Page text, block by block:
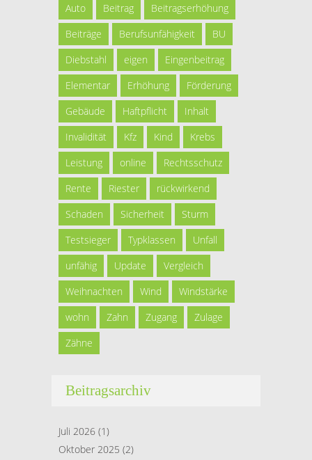
Auto
Beitrag
Beitragserhöhung
Beiträge
Berufsunfähigkeit
BU
Diebstahl
eigen
Eingenbeitrag
Elementar
Erhöhung
Förderung
Gebäude
Haftpflicht
Inhalt
Invalidität
Kfz Kind
Krebs
Leistung
online
Rechtsschutz
Rente
Riester
rückwirkend
Schaden
Sicherheit
Sturm
Testsieger
Typklassen
Unfall
unfähig
Update
Vergleich
Weihnachten
Wind
Windstärke
wohn
Zahn Zugang
Zulage
Zähne
Beitragsarchiv
Juli 2026 (1)
Oktober 2025 (2)